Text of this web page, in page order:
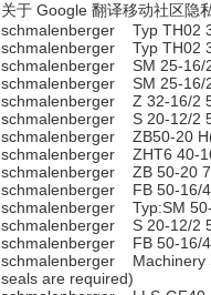
关于 Google 翻译移动社区隐
schmalenberger Typ TH02
schmalenberger Typ TH02
schmalenberger SM 25-16/
schmalenberger SM 25-16/
schmalenberger Z 32-16/2
schmalenberger S 20-12/2
schmalenberger ZB50-20
schmalenberger ZHT6 40-
schmalenberger ZB 50-20
schmalenberger FB 50-16/
schmalenberger Typ:SM
schmalenberger S 20-12/2
schmalenberger FB 50-16/
schmalenberger Machinery
seals are required)